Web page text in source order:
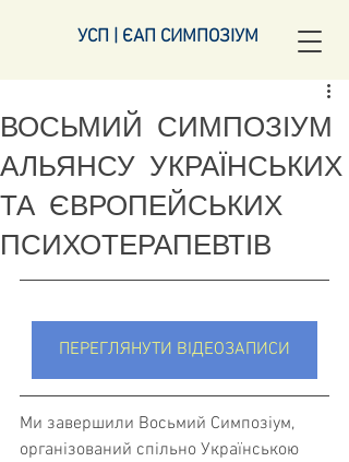
УСП | ЄАП СИМПОЗІУМ
ВОСЬМИЙ СИМПОЗІУМ
АЛЬЯНСУ УКРАЇНСЬКИХ
ТА ЄВРОПЕЙСЬКИХ
ПСИХОТЕРАПЕВТІВ
ПЕРЕГЛЯНУТИ ВІДЕОЗАПИСИ
Ми завершили Восьмий Симпозіум,
організований спільно Українською